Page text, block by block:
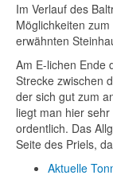
Im Verlauf des
Möglichkeiten
erwähnten
Am E-lichen Ende
Strecke zwischen
der sich gut zum
liegt man hier
ordentlich. Das
Seite des Priels,
Aktuelle